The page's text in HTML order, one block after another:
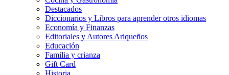
Destacados
Diccionarios y Libros para aprender otros idiomas
Economía y Finanzas
Editoriales y Autores Ariqueños
Educación
Familia y crianza
Gift Card